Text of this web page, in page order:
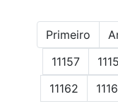
Primeiro
11157
11162